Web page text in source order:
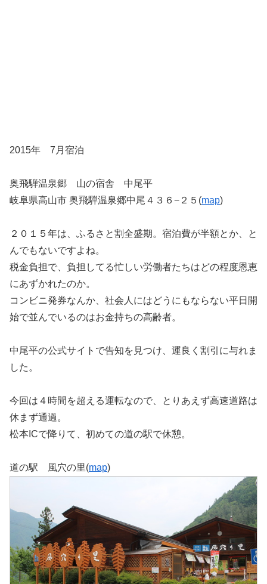
2015年 7月宿泊
奥飛騨温泉郷 山の宿舎 中尾平
岐阜県高山市 奥飛騨温泉郷中尾４３６−２５(map)
２０１５年は、ふるさと割全盛期。宿泊費が半額とか、と
んでもないですよね。
税金負担で、負担してる忙しい労働者たちはどの程度恩恵
にあずかれたのか。
コンビニ発券なんか、社会人にはどうにもならない平日開
始で並んでいるのはお金持ちの高齢者。
中尾平の公式サイトで告知を見つけ、運良く割引に与れま
した。
今回は４時間を超える運転なので、とりあえず高速道路は
休まず通過。
松本ICで降りて、初めての道の駅で休憩。
道の駅 風穴の里(map)